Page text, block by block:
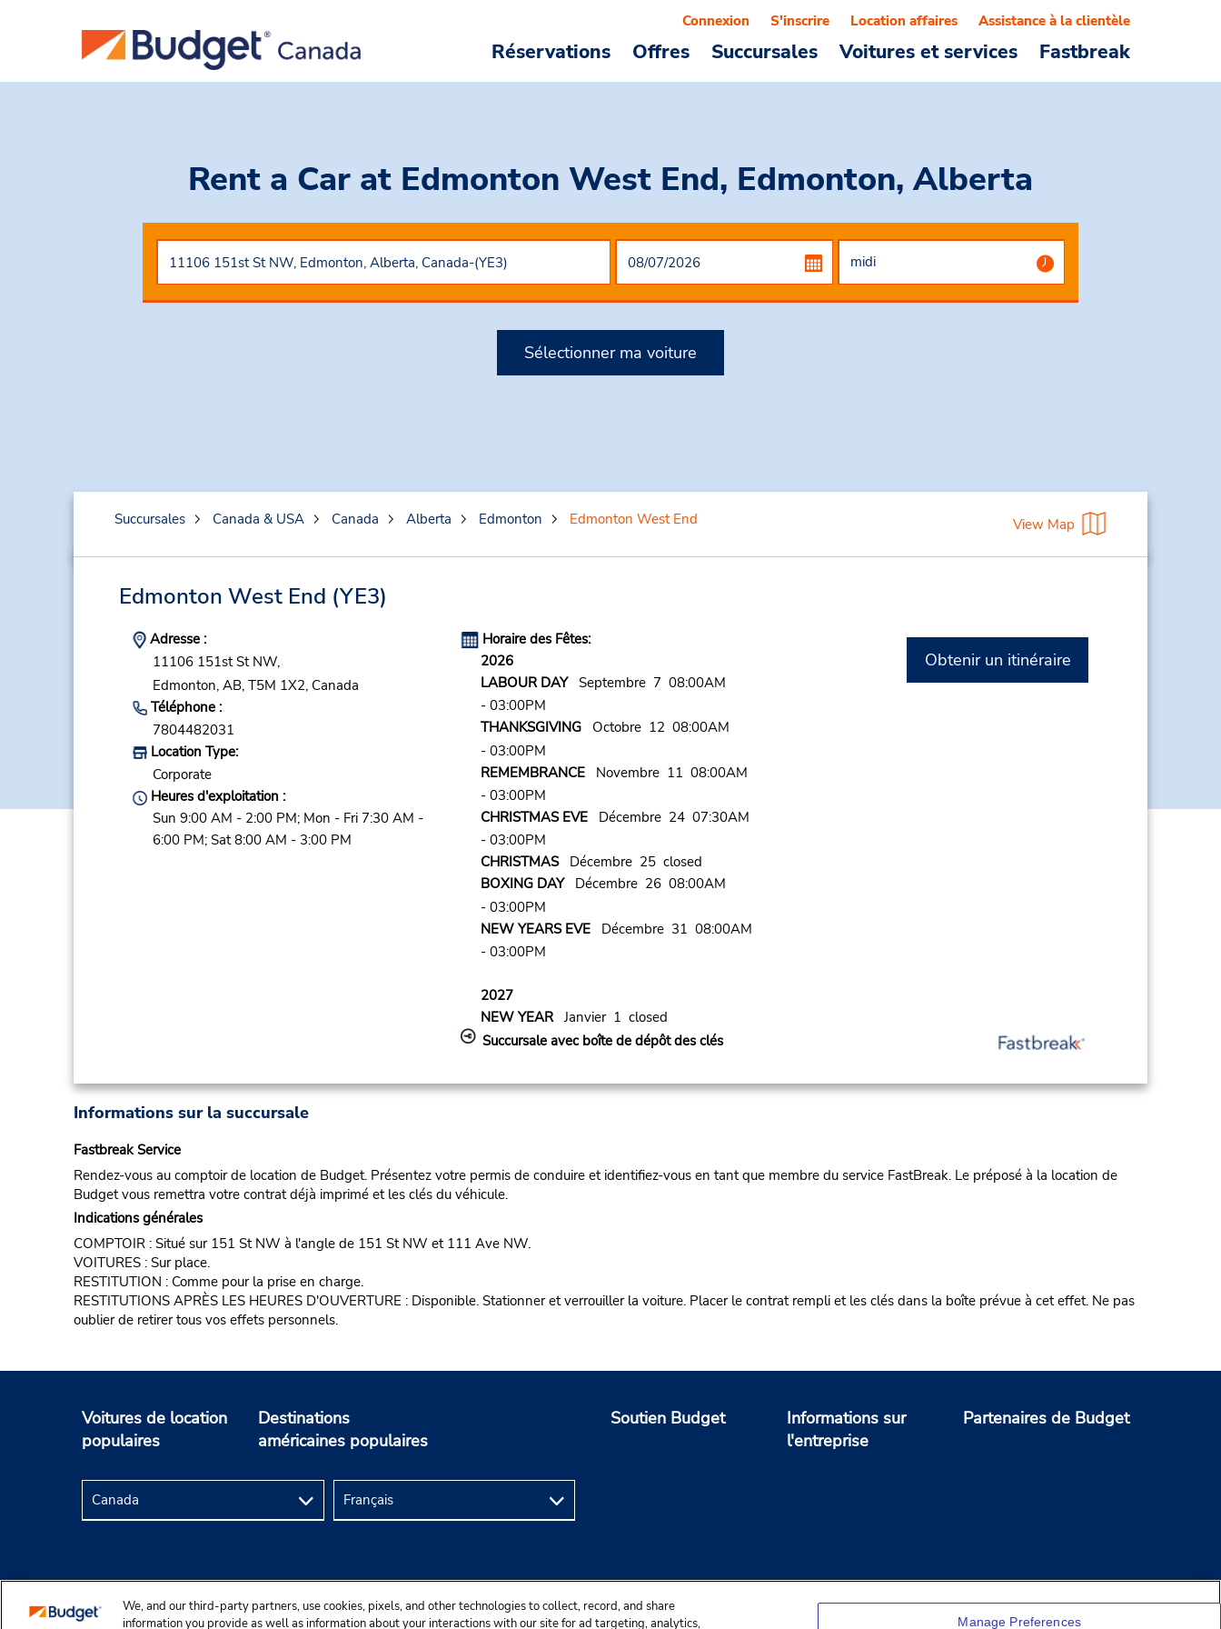
Réservations Offres Succursales Voitures et services Fastbreak
Connexion S'inscrire Location affaires Assistance à la clientèle
Rent a Car at Edmonton West End, Edmonton, Alberta
Sélectionner ma voiture
Succursales Canada & USA Canada Alberta Edmonton Edmonton West End View Map
Edmonton West End (YE3)
Adresse :
11106 151st St NW,
Edmonton, AB, T5M 1X2, Canada
Téléphone :
7804482031
Location Type:
Corporate
Heures d'exploitation :
Sun 9:00 AM - 2:00 PM; Mon - Fri 7:30 AM -
6:00 PM; Sat 8:00 AM - 3:00 PM
Horaire des Fêtes:
2026
LABOUR DAYSeptembre 7 08:00AM
- 03:00PM
THANKSGIVINGOctobre 12 08:00AM
- 03:00PM
REMEMBRANCENovembre 11 08:00AM
- 03:00PM
CHRISTMAS EVEDécembre 24 07:30AM
- 03:00PM
CHRISTMASDécembre 25 closed
BOXING DAYDécembre 26 08:00AM
- 03:00PM
NEW YEARS EVEDécembre 31 08:00AM
- 03:00PM
2027
NEW YEARJanvier 1 closed
Succursale avec boîte de dépôt des clés
Obtenir un itinéraire
Informations sur la succursale
Fastbreak Service
Rendez-vous au comptoir de location de Budget. Présentez votre permis de conduire et identifiez-vous en tant que membre du service FastBreak. Le préposé à la location de
Budget vous remettra votre contrat déjà imprimé et les clés du véhicule.
Indications générales
COMPTOIR : Situé sur 151 St NW à l'angle de 151 St NW et 111 Ave NW.
VOITURES : Sur place.
RESTITUTION : Comme pour la prise en charge.
RESTITUTIONS APRÈS LES HEURES D'OUVERTURE : Disponible. Stationner et verrouiller la voiture. Placer le contrat rempli et les clés dans la boîte prévue à cet effet. Ne pas
oublier de retirer tous vos effets personnels.
Voitures de location
populaires
Destinations
américaines populaires
Soutien Budget
Informations sur
l'entreprise
Partenaires de Budget
© Droit d’auteur, Budgetcar, Inc., 2025.
We, and our third-party partners, use cookies, pixels, and other technologies to collect, record, and share
information you provide as well as information about your interactions with our site for ad targeting, analytics,
Manage Preferences